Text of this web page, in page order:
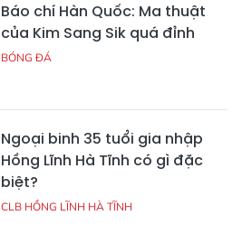
Báo chí Hàn Quốc: Ma thuật
của Kim Sang Sik quá đỉnh
BÓNG ĐÁ
Ngoại binh 35 tuổi gia nhập
Hồng Lĩnh Hà Tĩnh có gì đặc
biệt?
CLB HỒNG LĨNH HÀ TĨNH